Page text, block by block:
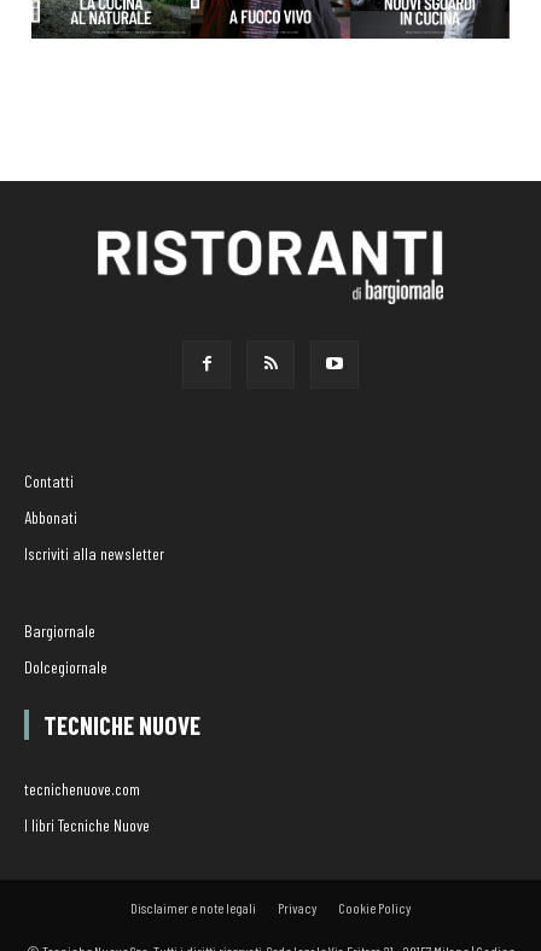
Contatti
Abbonati
Iscriviti alla newsletter
Bargiornale
Dolcegiornale
TECNICHE NUOVE
tecnichenuove.com
I libri Tecniche Nuove
Disclaimer e note legali Privacy Cookie Policy